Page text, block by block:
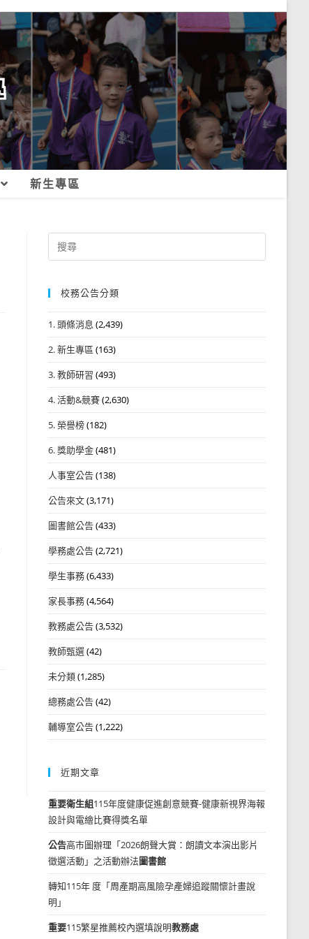
新生專區
Search
for:
校務公告分類
1. 頭條消息 (2,439)
2. 新生專區 (163)
3. 教師研習 (493)
4. 活動&競賽(2,630)
5. 榮譽榜(182)
6. 獎助學金(481)
人事室公告(138)
公告來文(3,171)
圖書館公告(433)
學務處公告(2,721)
學生事務(6,433)
家長事務(4,564)
教務處公告(3,532)
教師甄選(42)
未分類(1,285)
總務處公告(42)
輔導室公告(1,222)
近期文章
重要衛生組115年度健康促進創意競賽-健康新視界海報
設計與電繪比賽得獎名單
公告高市圖辦理「2026朗聲大賞：朗讀文本演出影片
徵選活動」之活動辦法圖書館
轉知115年 度「周產期高風險孕產婦追蹤關懷計畫說
明」
重要115繁星推薦校內選填說明教務處